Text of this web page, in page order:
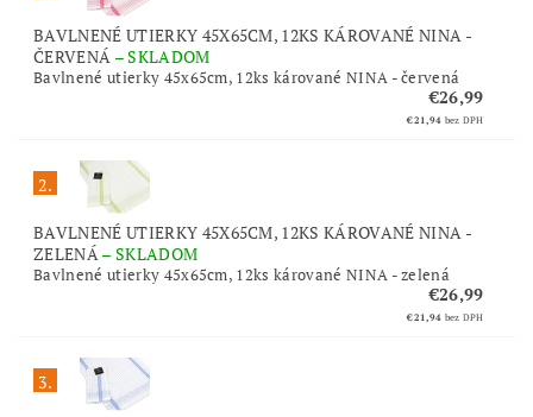
BAVLNENÉ UTIERKY 45X65CM, 12KS KÁROVANÉ NINA -
ČERVENÁ –SKLADOM
Bavlnené utierky 45x65cm, 12ks kárované NINA - červená
€26,99
€21,94 bez DPH
2.
BAVLNENÉ UTIERKY 45X65CM, 12KS KÁROVANÉ NINA -
ZELENÁ–SKLADOM
Bavlnené utierky 45x65cm, 12ks kárované NINA - zelená
€26,99
€21,94 bez DPH
3.